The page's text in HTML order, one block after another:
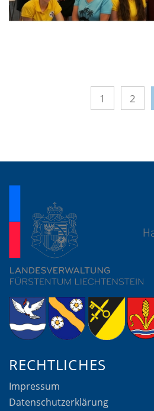
1 2
RECHTLICHES
Impressum
Datenschutzerklärung